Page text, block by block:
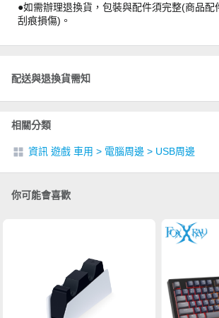
●如需辦理退換貨，包裝與配件須完整(商品配
刮痕損傷)。
配送與退換貨需知
相關分類
資訊 遊戲 車用 > 電腦周邊 > USB周邊
你可能會喜歡